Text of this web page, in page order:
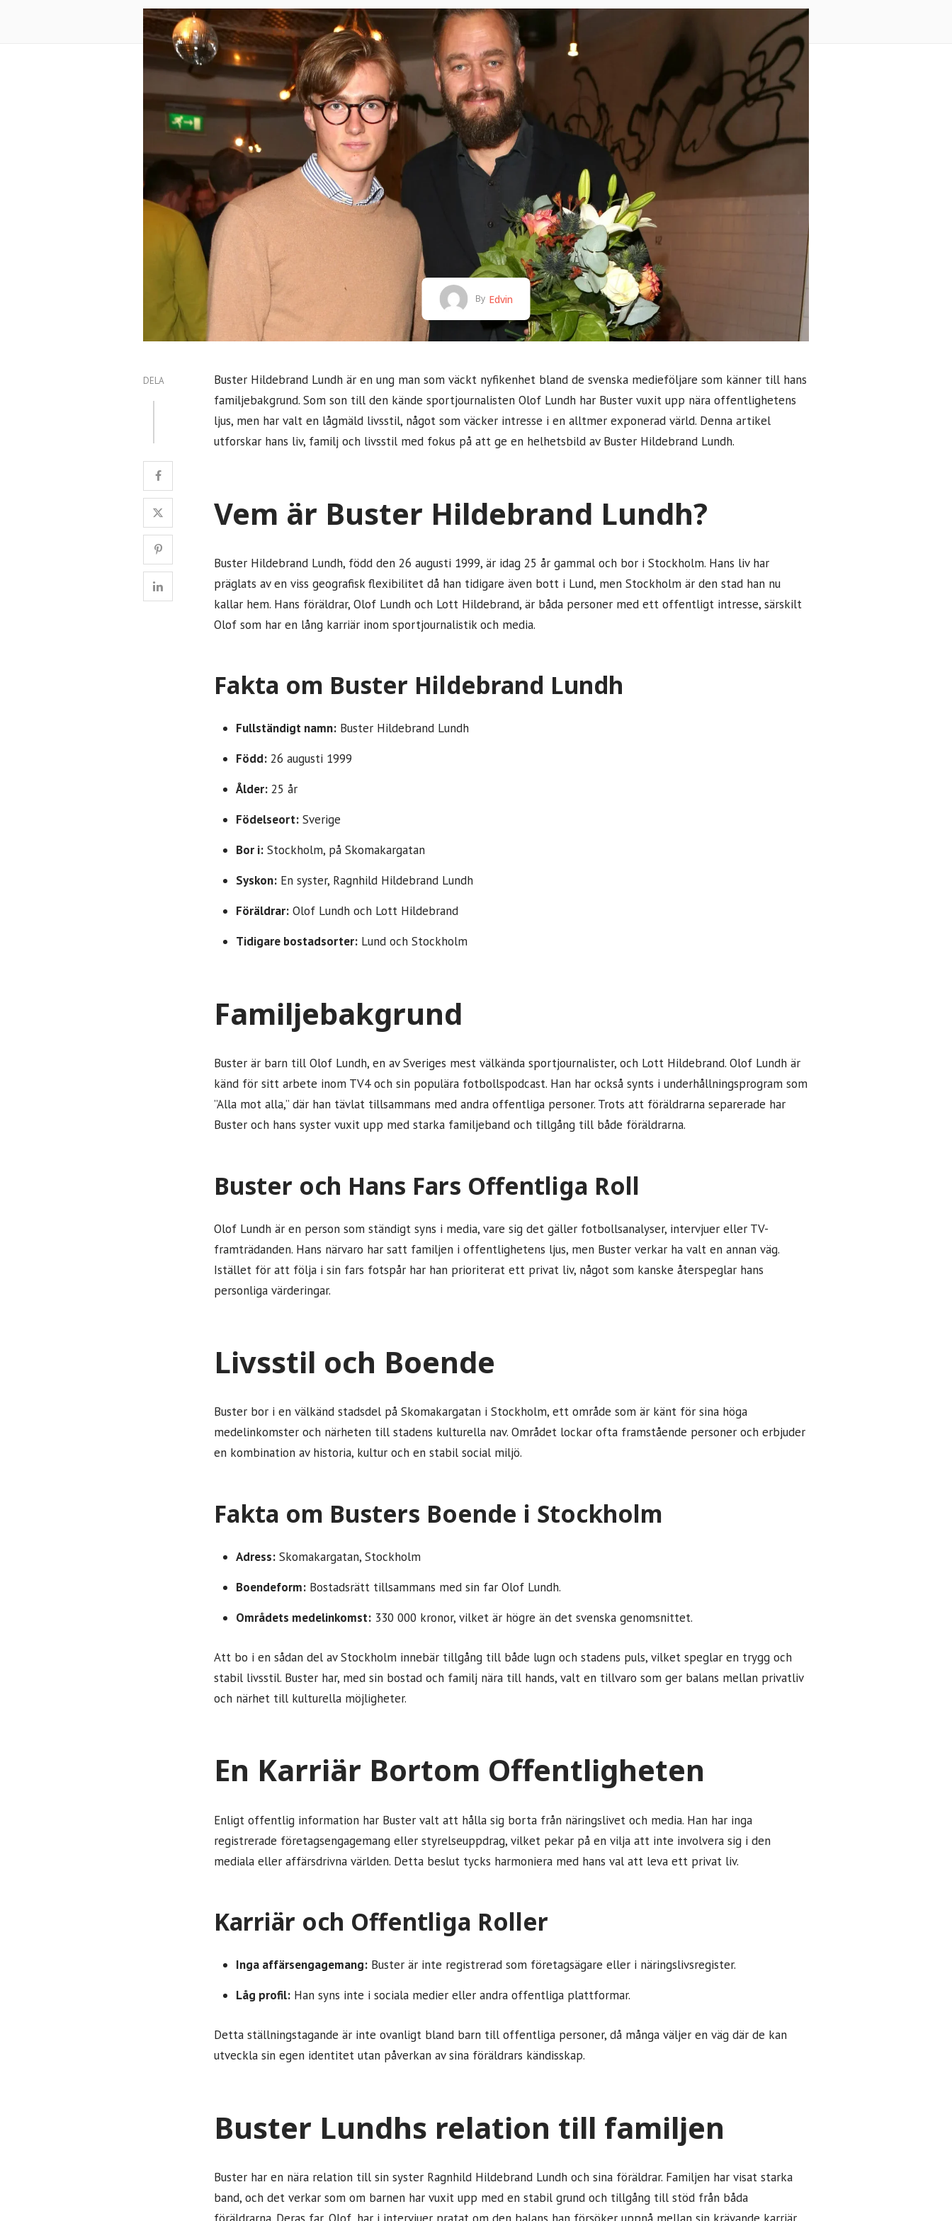
By Edvin
DELA
Buster Hildebrand Lundh är en ung man som väckt nyfikenhet bland de svenska medieföljare som känner till hans
familjebakgrund. Som son till den kände sportjournalisten Olof Lundh har Buster vuxit upp nära offentlighetens
ljus, men har valt en lågmäld livsstil, något som väcker intresse i en alltmer exponerad värld. Denna artikel
utforskar hans liv, familj och livsstil med fokus på att ge en helhetsbild av Buster Hildebrand Lundh.
Vem är Buster Hildebrand Lundh?
Buster Hildebrand Lundh, född den 26 augusti 1999, är idag 25 år gammal och bor i Stockholm. Hans liv har
präglats av en viss geografisk flexibilitet då han tidigare även bott i Lund, men Stockholm är den stad han nu
kallar hem. Hans föräldrar, Olof Lundh och Lott Hildebrand, är båda personer med ett offentligt intresse, särskilt
Olof som har en lång karriär inom sportjournalistik och media.
Fakta om Buster Hildebrand Lundh
Fullständigt namn:Buster Hildebrand Lundh
Född:26 augusti 1999
Ålder:25 år
Födelseort:Sverige
Bor i:Stockholm, på Skomakargatan
Syskon:En syster, Ragnhild Hildebrand Lundh
Föräldrar:Olof Lundh och Lott Hildebrand
Tidigare bostadsorter:Lund och Stockholm
Familjebakgrund
Buster är barn till Olof Lundh, en av Sveriges mest välkända sportjournalister, och Lott Hildebrand. Olof Lundh är
känd för sitt arbete inom TV4 och sin populära fotbollspodcast. Han har också synts i underhållningsprogram som
”Alla mot alla,” där han tävlat tillsammans med andra offentliga personer. Trots att föräldrarna separerade har
Buster och hans syster vuxit upp med starka familjeband och tillgång till både föräldrarna.
Buster och Hans Fars Offentliga Roll
Olof Lundh är en person som ständigt syns i media, vare sig det gäller fotbollsanalyser, intervjuer eller TV-
framträdanden. Hans närvaro har satt familjen i offentlighetens ljus, men Buster verkar ha valt en annan väg.
Istället för att följa i sin fars fotspår har han prioriterat ett privat liv, något som kanske återspeglar hans
personliga värderingar.
Livsstil och Boende
Buster bor i en välkänd stadsdel på Skomakargatan i Stockholm, ett område som är känt för sina höga
medelinkomster och närheten till stadens kulturella nav. Området lockar ofta framstående personer och erbjuder
en kombination av historia, kultur och en stabil social miljö.
Fakta om Busters Boende i Stockholm
Adress:Skomakargatan, Stockholm
Boendeform:Bostadsrätt tillsammans med sin far Olof Lundh.
Områdets medelinkomst:330 000 kronor, vilket är högre än det svenska genomsnittet​.
Att bo i en sådan del av Stockholm innebär tillgång till både lugn och stadens puls, vilket speglar en trygg och
stabil livsstil. Buster har, med sin bostad och familj nära till hands, valt en tillvaro som ger balans mellan privatliv
och närhet till kulturella möjligheter.
En Karriär Bortom Offentligheten
Enligt offentlig information har Buster valt att hålla sig borta från näringslivet och media. Han har inga
registrerade företagsengagemang eller styrelseuppdrag, vilket pekar på en vilja att inte involvera sig i den
mediala eller affärsdrivna världen. Detta beslut tycks harmoniera med hans val att leva ett privat liv.
Karriär och Offentliga Roller
Inga affärsengagemang:Buster är inte registrerad som företagsägare eller i näringslivsregister.
Låg profil:Han syns inte i sociala medier eller andra offentliga plattformar.
Detta ställningstagande är inte ovanligt bland barn till offentliga personer, då många väljer en väg där de kan
utveckla sin egen identitet utan påverkan av sina föräldrars kändisskap.
Buster Lundhs relation till familjen
Buster har en nära relation till sin syster Ragnhild Hildebrand Lundh och sina föräldrar. Familjen har visat starka
band, och det verkar som om barnen har vuxit upp med en stabil grund och tillgång till stöd från båda